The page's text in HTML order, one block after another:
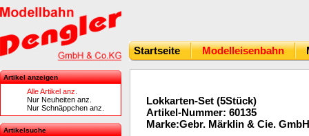
Startseite Modelleisenbahn
Artikel anzeigen
Alle Artikel anz.
Nur Neuheiten anz.
Nur Schnäppchen anz.
Artikelsuche
Lokkarten-Set (5Stück)
Artikel-Nummer: 60135
Marke:Gebr. Märklin & Cie. GmbH